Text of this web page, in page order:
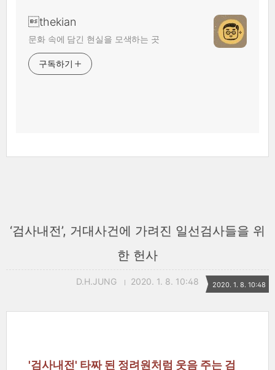
thekian
문화 속에 담긴 현실을 모색하는 곳
구독하기
‘검사내전’, 거대사건에 가려진 일선검사들을 위
한 헌사
D.H.JUNG 2020. 1. 8. 10:48 2020. 1. 8. 10:48
'검사내전' 타짜 된 정려원처럼 웃음 주는 검